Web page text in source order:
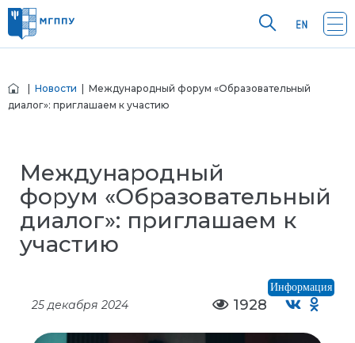
Новости | Международный форум «Образовательный
диалог»: приглашаем к участию
Международный
форум «Образовательный
диалог»: приглашаем к
участию
Информация
25 декабря 2024 1928